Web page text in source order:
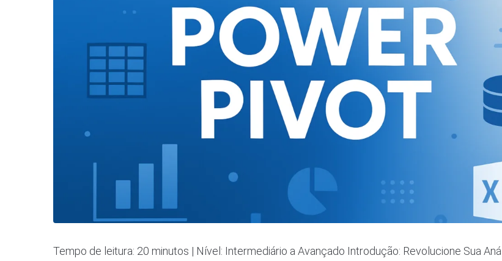
Tempo de leitura: 20 minutos | Nível: Intermediário a Avançado Introdução: Revolucione Sua